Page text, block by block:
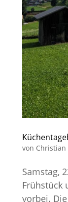
von Christian
Samstag,
Frühstück
vorbei.